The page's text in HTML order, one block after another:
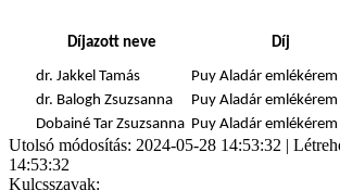
Díjazott neve Díj
dr. Jakkel Tamás Puy Aladár emlékérem
dr. Balogh Zsuzsanna
Puy Aladár emlékérem
Dobainé Tar Zsuzsanna Puy Aladár emlékérem
Utolsó módosítás: 2024-05-28 14:53:32 |
14:53:32
Kulcsszavak: